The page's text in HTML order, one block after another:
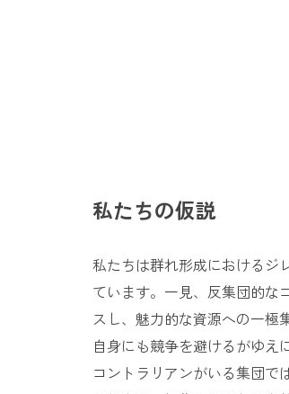
私たちの仮説
私たちは群れ形成におけるジ
ています。一見、反集団的な
スし、魅力的な資源への一極
自身にも競争を避けるがゆえ
コントラリアンがいる集団で